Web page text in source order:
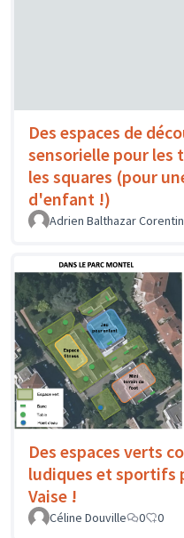
Des espaces de
sensorielle pour les
les squares (pour
d'enfant !)
Adrien Balthazar Corentin
Des espaces verts
ludiques et sportifs
Vaise !
Céline Douville 0 0